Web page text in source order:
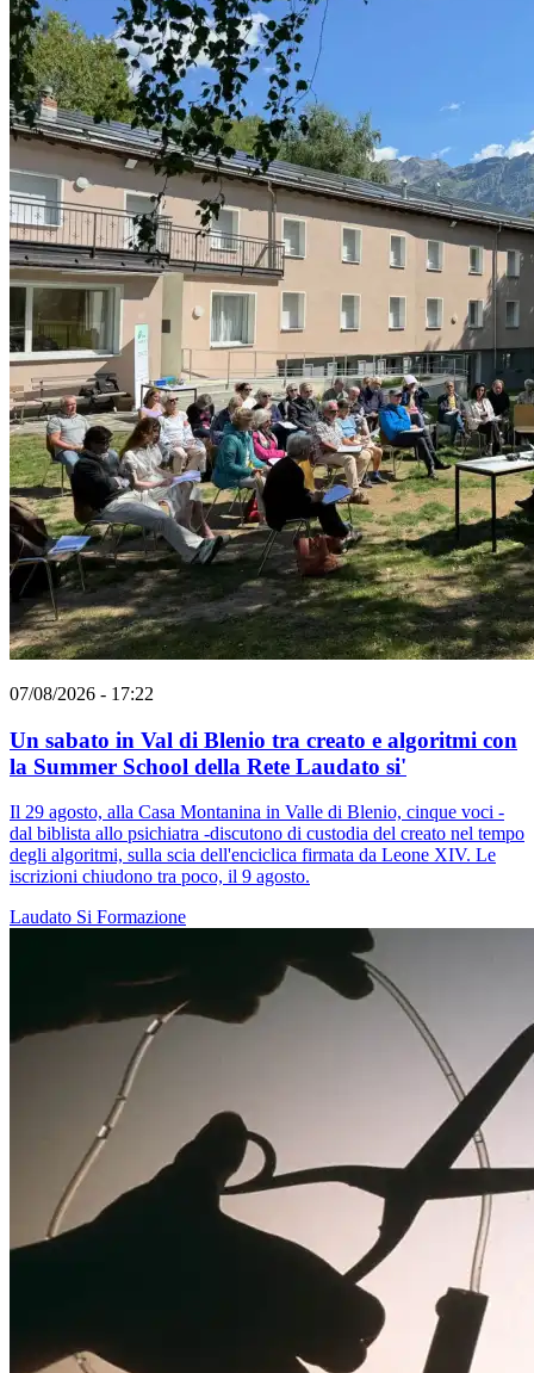
07/08/2026 - 17:22
Un sabato in Val di Blenio tra creato e algoritmi con
la Summer School della Rete Laudato si'
Il 29 agosto, alla Casa Montanina in Valle di Blenio, cinque voci -
dal biblista allo psichiatra -discutono di custodia del creato nel tempo
degli algoritmi, sulla scia dell'enciclica firmata da Leone XIV. Le
iscrizioni chiudono tra poco, il 9 agosto.
Laudato Si Formazione